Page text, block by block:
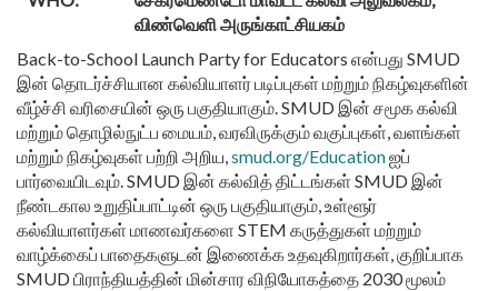
விண்வெளி அருங்காட்சியகம்
Back-to-School Launch Party for Educators என்பது SMUD
இன் தொடர்ச்சியான கல்வியாளர் படிப்புகள் மற்றும் நிகழ்வுகளின்
வீழ்ச்சி வரிசையின் ஒரு பகுதியாகும். SMUD இன் சமூக கல்வி
மற்றும் தொழில்நுட்ப மையம், வரவிருக்கும் வகுப்புகள், வளங்கள்
மற்றும் நிகழ்வுகள் பற்றி அறிய,smud.org/Educationஐப்
பார்வையிடவும். SMUD இன் கல்வித் திட்டங்கள் SMUD இன்
நீண்டகால உறுதிப்பாட்டின் ஒரு பகுதியாகும், உள்ளூர்
கல்வியாளர்கள் மாணவர்களை STEM கருத்துகள் மற்றும்
வாழ்க்கைப் பாதைகளுடன் இணைக்க உதவுகிறார்கள், குறிப்பாக
SMUD பிராந்தியத்தின் மின்சார விநியோகத்தை 2030 மூலம்